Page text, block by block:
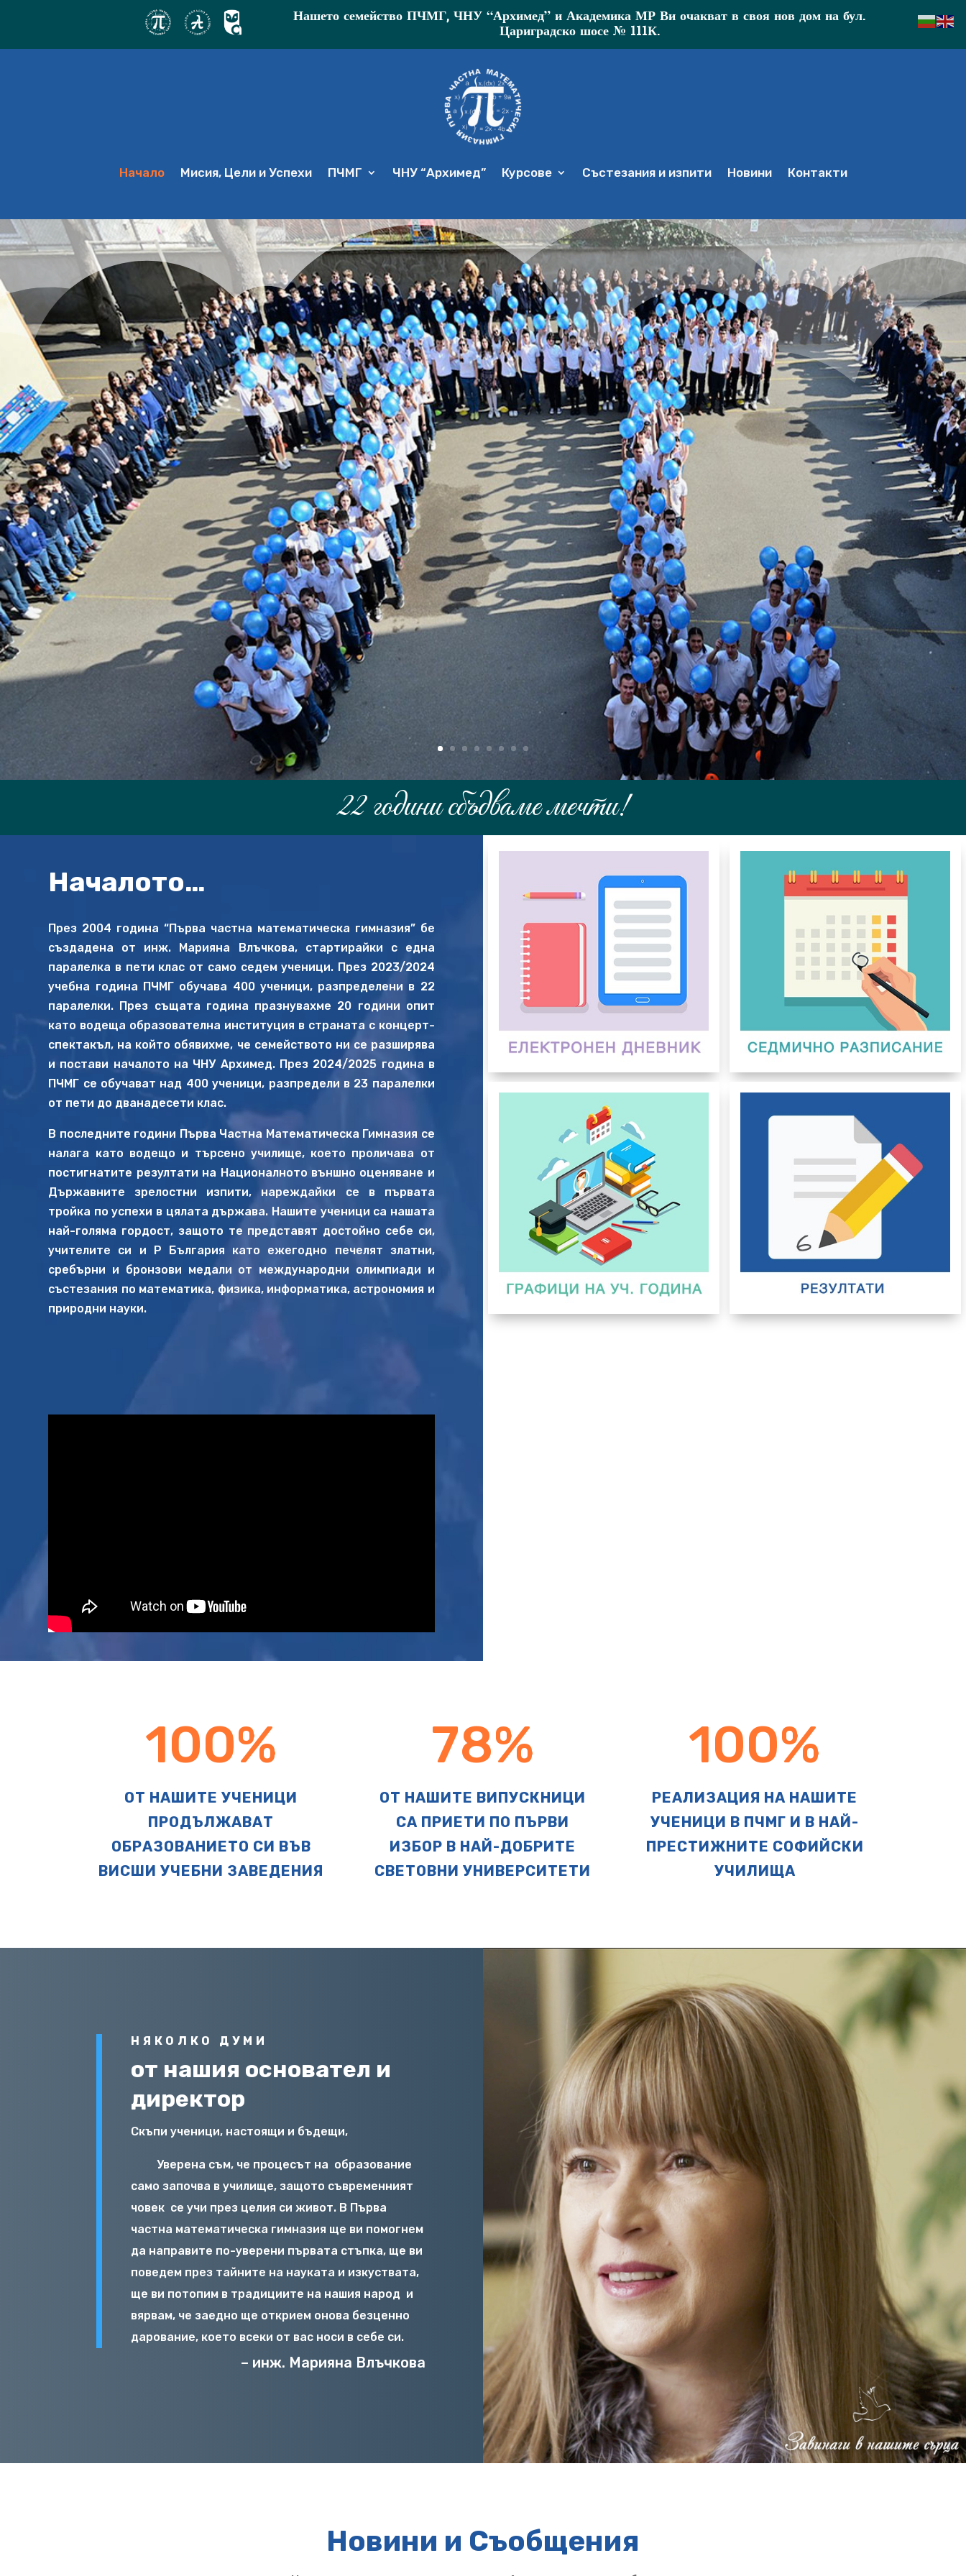
Нашето семейство ПЧМГ, ЧНУ “Архимед” и Академика МР Ви очакват в своя нов дом на бул.
Цариградско шосе № 111К.
Начало Мисия, Цели и Успехи ПЧМГ ЧНУ “Архимед” Курсове Състезания и изпити Новини Контакти
22 години сбъдваме мечти!
Началото…
През 2004 година “Първа частна математическа гимназия” бе
създадена от инж. Марияна Влъчкова, стартирайки с една
паралелка в пети клас от само седем ученици. През 2023/2024
учебна година ПЧМГ обучава 400 ученици, разпределени в 22
паралелки. През същата година празнувахме 20 години опит
като водеща образователна институция в страната с концерт-
спектакъл, на който обявихме, че семейството ни се разширява
и постави началото на ЧНУ Архимед. През 2024/2025 година в
ПЧМГ се обучават над 400 ученици, разпредели в 23 паралелки
от пети до дванадесети клас.
В последните години Първа Частна Математическа Гимназия се
налага като водещо и търсено училище, което проличава от
постигнатите резултати на Националното външно оценяване и
Държавните зрелостни изпити, нареждайки се в първата
тройка по успехи в цялата държава. Нашите ученици са нашата
най-голяма гордост, защото те представят достойно себе си,
учителите си и Р България като ежегодно печелят златни,
сребърни и бронзови медали от международни олимпиади и
състезания по математика, физика, информатика, астрономия и
природни науки.
100%
ОТ НАШИТЕ УЧЕНИЦИ
ПРОДЪЛЖАВАТ
ОБРАЗОВАНИЕТО СИ ВЪВ
ВИСШИ УЧЕБНИ ЗАВЕДЕНИЯ
78%
ОТ НАШИТЕ ВИПУСКНИЦИ
СА ПРИЕТИ ПО ПЪРВИ
ИЗБОР В НАЙ-ДОБРИТЕ
СВЕТОВНИ УНИВЕРСИТЕТИ
100%
РЕАЛИЗАЦИЯ НА НАШИТЕ
УЧЕНИЦИ В ПЧМГ И В НАЙ-
ПРЕСТИЖНИТЕ СОФИЙСКИ
УЧИЛИЩА
НЯКОЛКО ДУМИ
от нашия основател и
директор
Скъпи ученици, настоящи и бъдещи,
Уверена съм, че процесът на образование
само започва в училище, защото съвременният
човек се учи през целия си живот. В Първа
частна математическа гимназия ще ви помогнем
да направите по-уверени първата стъпка, ще ви
поведем през тайните на науката и изкуствата,
ще ви потопим в традициите на нашия народ и
вярвам, че заедно ще открием онова безценно
дарование, което всеки от вас носи в себе си.
– инж. Марияна Влъчкова
Новини и Съобщения